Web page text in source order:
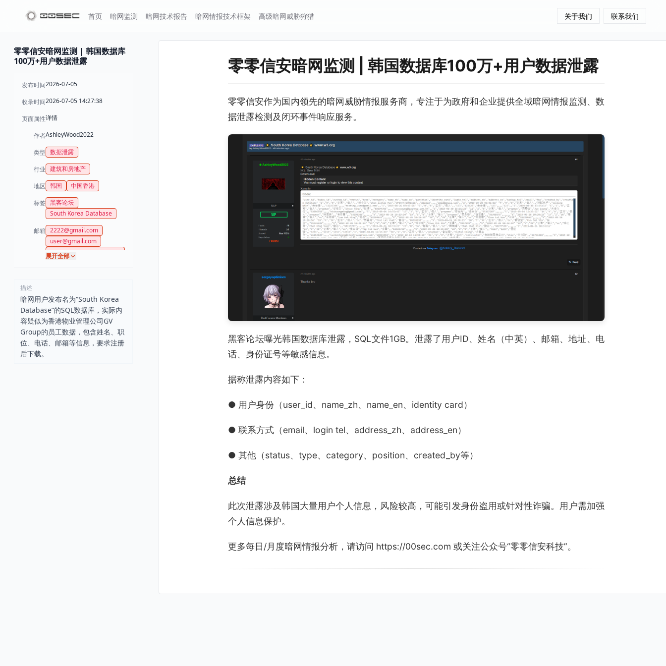
首页 暗网监测 暗网技术报告 暗网情报技术框架 高级暗网威胁狩猎 关于我们 联系我们
零零信安暗网监测 | 韩国数据库
100万+用户数据泄露
发布时间2026-07-05
收录时间2026-07-05 14:27:38
页面属性详情
作者AshleyWood2022
类型 数据泄露
行业 建筑和房地产
地区 韩国 中国香港
标签 黑客论坛
South Korea Database
邮箱 2222@gmail.com
user@gmail.com
stevepang@gvgroup.com
展开全部
描述
暗网用户发布名为“South Korea
Database”的SQL数据库，实际内
容疑似为香港物业管理公司GV
Group的员工数据，包含姓名、职
位、电话、邮箱等信息，要求注册
后下载。
零零信安暗网监测 | 韩国数据库100万+用户数据泄露
零零信安作为国内领先的暗网威胁情报服务商，专注于为政府和企业提供全域暗网情报监测、数
据泄露检测及闭环事件响应服务。
黑客论坛曝光韩国数据库泄露，SQL文件1GB。泄露了用户ID、姓名（中英）、邮箱、地址、电
话、身份证号等敏感信息。
据称泄露内容如下：
● 用户身份（user_id、name_zh、name_en、identity card）
● 联系方式（email、login tel、address_zh、address_en）
● 其他（status、type、category、position、created_by等）
总结
此次泄露涉及韩国大量用户个人信息，风险较高，可能引发身份盗用或针对性诈骗。用户需加强
个人信息保护。
更多每日/月度暗网情报分析，请访问 https://00sec.com 或关注公众号“零零信安科技”。